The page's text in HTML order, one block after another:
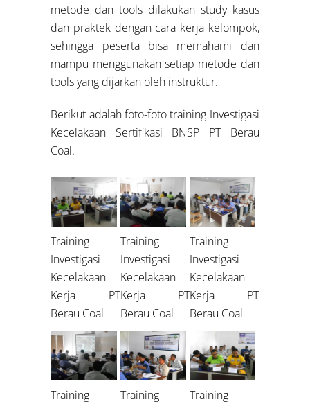
metode dan tools dilakukan study kasus
dan praktek dengan cara kerja kelompok,
sehingga peserta bisa memahami dan
mampu menggunakan setiap metode dan
tools yang dijarkan oleh instruktur.
Berikut adalah foto-foto training Investigasi
Kecelakaan Sertifikasi BNSP PT Berau
Coal.
Training
Investigasi
Kecelakaan
Kerja PT
Berau Coal
Training
Investigasi
Kecelakaan
Kerja PT
Berau Coal
Training
Investigasi
Kecelakaan
Kerja PT
Berau Coal
Training
Training
Training